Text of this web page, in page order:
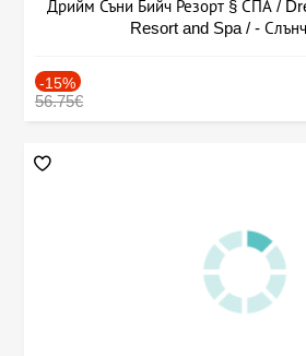
Дрийм Съни Бийч Резорт § СПА /
Resort and Spa / -
-15%
56.75€